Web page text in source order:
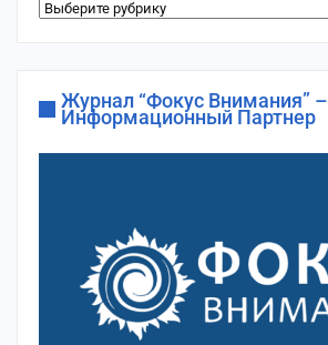
Рубрики
Журнал “Фокус Внимания” –
Информационный Партнер